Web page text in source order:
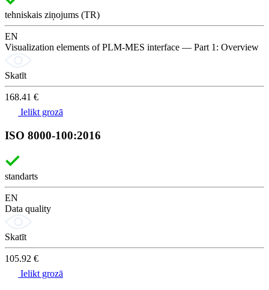
tehniskais ziņojums (TR)
EN
Visualization elements of PLM-MES interface — Part 1: Overview
Skatīt
168.41 €
Ielikt grozā
ISO 8000-100:2016
standarts
EN
Data quality
Skatīt
105.92 €
Ielikt grozā